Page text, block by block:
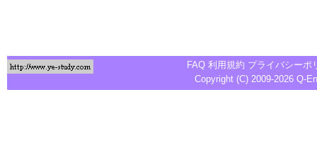
FAQ 利用規約 プライバシーポ
Copyright (C) 2009-2026 Q-